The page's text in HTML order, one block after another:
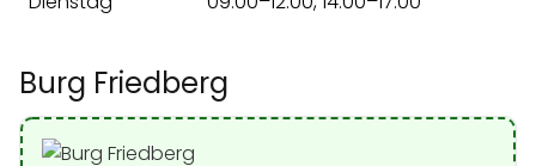
Burg Friedberg